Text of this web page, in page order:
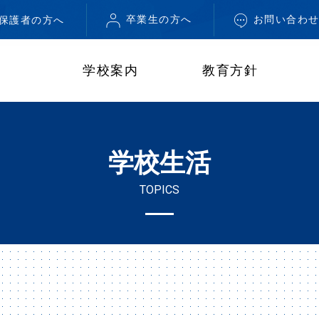
護者の方へ 卒業生の方へ お問い合わせ
学校案内 教育方針
学校生活
TOPICS